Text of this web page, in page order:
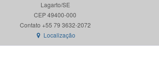
Lagarto/SE
CEP 49400-000
Localização